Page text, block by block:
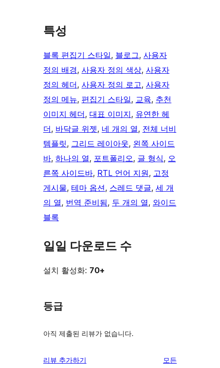
특성
블록 편집기 스타일, 블로그, 사용자
정의 배경, 사용자 정의 색상, 사용자
정의 헤더, 사용자 정의 로고, 사용자
정의 메뉴, 편집기 스타일, 교육, 추천
이미지 헤더, 대표 이미지, 유연한 헤
더, 바닥글 위젯, 네 개의 열, 전체 너비
템플릿, 그리드 레이아웃, 왼쪽 사이드
바, 하나의 열, 포트폴리오, 글 형식, 오
른쪽 사이드바, RTL 언어 지원, 고정
게시물, 테마 옵션, 스레드 댓글, 세 개
의 열, 번역 준비됨, 두 개의 열, 와이드
블록
일일 다운로드 수
설치 활성화: 70+
등급
아직 제출된 리뷰가 없습니다.
리뷰 추가하기 모든